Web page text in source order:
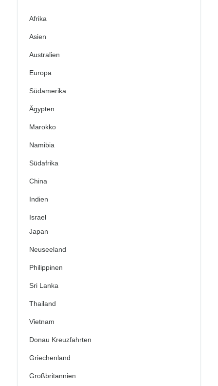
Afrika
Asien
Australien
Europa
Südamerika
Ägypten
Marokko
Namibia
Südafrika
China
Indien
Israel
Japan
Neuseeland
Philippinen
Sri Lanka
Thailand
Vietnam
Donau Kreuzfahrten
Griechenland
Großbritannien